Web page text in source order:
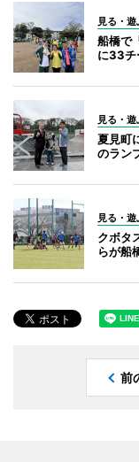
見る・遊
船橋で
に33チ
見る・遊
夏見町
のラン
見る・遊
クボタ
らが船
前